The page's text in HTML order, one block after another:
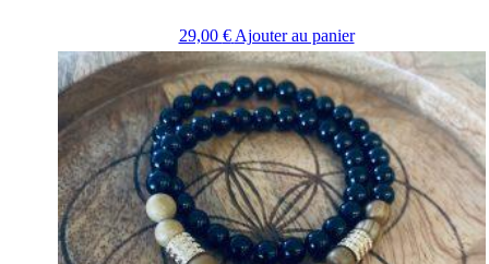
29,00 € Ajouter au panier